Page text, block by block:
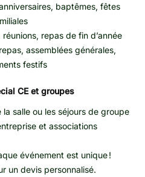
baptêmes, fêtes
repas de fin d’année
assemblées générales,
festifs
CE et groupes
salle ou les séjours de groupe
et associations
événement est unique !
un devis personnalisé.